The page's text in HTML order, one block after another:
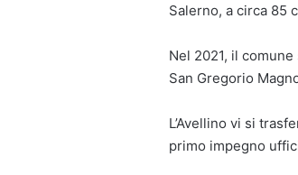
Salerno, a circa 85
Nel 2021, il
San Gregorio
L’Avellino vi si
primo impegno